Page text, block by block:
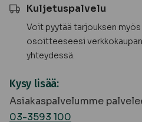
Kuljetuspalvelu
Voit pyytää tarjouksen
osoitteeseesi
yhteydessä.
Kysy lisää:
Asiakaspalvelumme
03-3593 100